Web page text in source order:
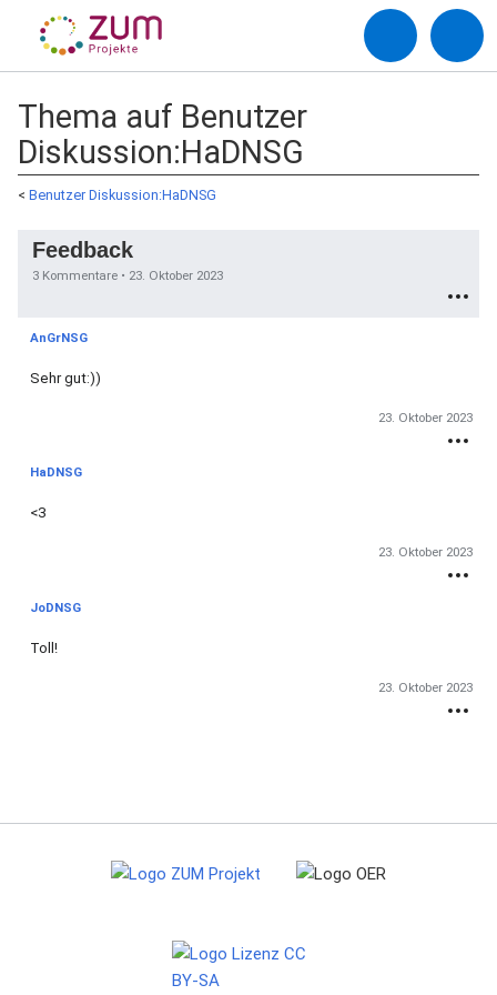
Thema auf Benutzer
Diskussion:HaDNSG
< Benutzer Diskussion:HaDNSG
Feedback
3 Kommentare • 23. Oktober 2023
AnGrNSG
Sehr gut:))
23. Oktober 2023
HaDNSG
<3
23. Oktober 2023
JoDNSG
Toll!
23. Oktober 2023